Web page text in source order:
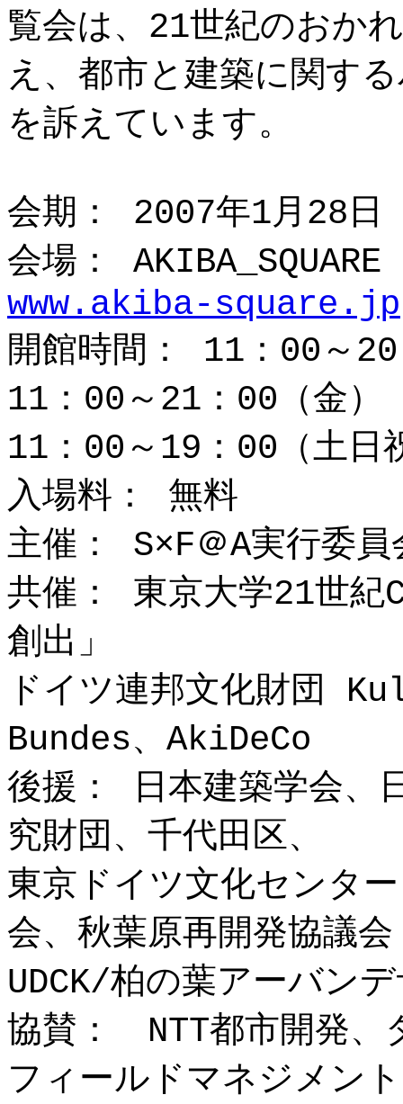
覧会は、21世紀のおか
え、都市と建築に関す
を訴えています。
会期： 2007年1月28日
会場：
www.akiba-square.jp
開館時間： 11：00～
11：00～21：00（金）
11：00～19：00（土日
入場料： 無料
主催： S×F＠A実行委員
共催： 東京大学21世紀
創出」
ドイツ連邦文化財
Bundes、AkiDeCo
後援： 日本建築学会、
究財団、千代田区、
東京ドイツ文化センタ
会、秋葉原再開発協議会
UDCK/柏の葉アーバン
協賛： NTT都市開発、
フィールドマネジメン